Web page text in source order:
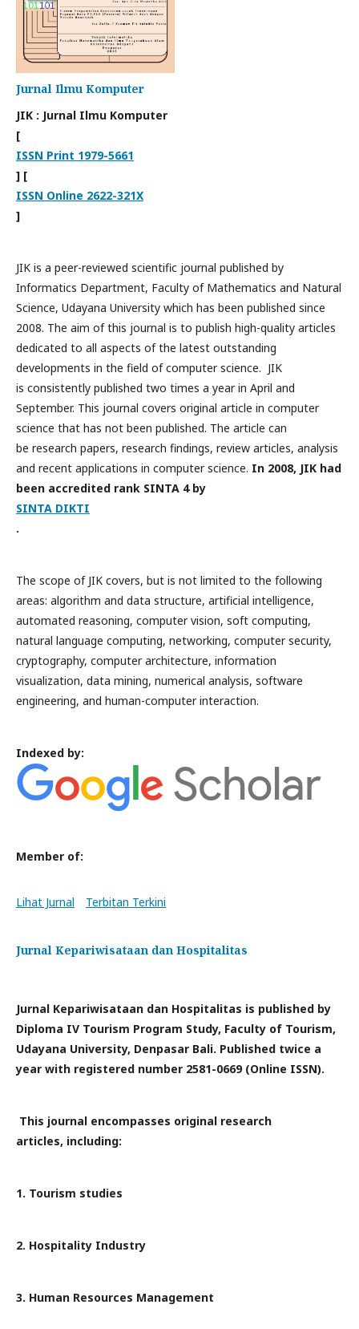
Jurnal Ilmu Komputer
JIK : Jurnal Ilmu Komputer
[
ISSN Print 1979-5661
] [
ISSN Online 2622-321X
]
JIK is a peer-reviewed scientific journal published by
Informatics Department, Faculty of Mathematics and Natural
Science, Udayana University which has been published since
2008. The aim of this journal is to publish high-quality articles
dedicated to all aspects of the latest outstanding
developments in the field of computer science. JIK
is consistently published two times a year in April and
September. This journal covers original article in computer
science that has not been published. The article can
be research papers, research findings, review articles, analysis
and recent applications in computer science. In 2008, JIK had
been accredited rank SINTA 4 by
SINTA DIKTI
.
The scope of JIK covers, but is not limited to the following
areas: algorithm and data structure, artificial intelligence,
automated reasoning, computer vision, soft computing,
natural language computing, networking, computer security,
cryptography, computer architecture, information
visualization, data mining, numerical analysis, software
engineering, and human-computer interaction.
Indexed by:
Member of:
Lihat Jurnal Terbitan Terkini
Jurnal Kepariwisataan dan Hospitalitas
Jurnal Kepariwisataan dan Hospitalitas is published by
Diploma IV Tourism Program Study, Faculty of Tourism,
Udayana University, Denpasar Bali. Published twice a
year with registered number 2581-0669 (Online ISSN).
This journal encompasses original research
articles, including:
1. Tourism studies
2. Hospitality Industry
3. Human Resources Management